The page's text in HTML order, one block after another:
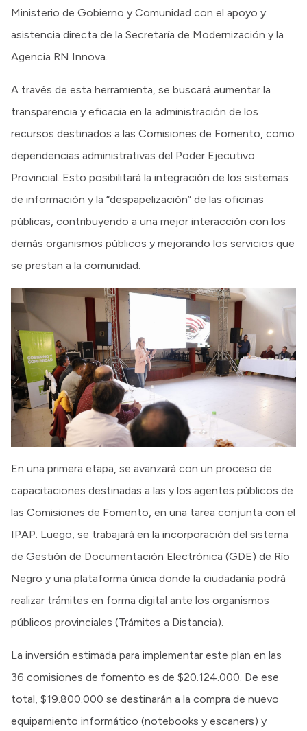
Ministerio de Gobierno y Comunidad con el apoyo y
asistencia directa de la Secretaría de Modernización y la
Agencia RN Innova.
A través de esta herramienta, se buscará aumentar la
transparencia y eficacia en la administración de los
recursos destinados a las Comisiones de Fomento, como
dependencias administrativas del Poder Ejecutivo
Provincial. Esto posibilitará la integración de los sistemas
de información y la “despapelización” de las oficinas
públicas, contribuyendo a una mejor interacción con los
demás organismos públicos y mejorando los servicios que
se prestan a la comunidad.
En una primera etapa, se avanzará con un proceso de
capacitaciones destinadas a las y los agentes públicos de
las Comisiones de Fomento, en una tarea conjunta con el
IPAP. Luego, se trabajará en la incorporación del sistema
de Gestión de Documentación Electrónica (GDE) de Río
Negro y una plataforma única donde la ciudadanía podrá
realizar trámites en forma digital ante los organismos
públicos provinciales (Trámites a Distancia).
La inversión estimada para implementar este plan en las
36 comisiones de fomento es de $20.124.000. De ese
total, $19.800.000 se destinarán a la compra de nuevo
equipamiento informático (notebooks y escaners) y